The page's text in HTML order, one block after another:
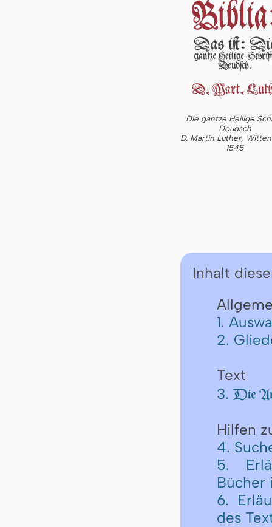
Die gantze Heilige
Deudsch
D. Martin Luther,
1545
Inhalt
1.
2.
Text
3. Die
Hilfen
4.
5.
Bücher
6.
des